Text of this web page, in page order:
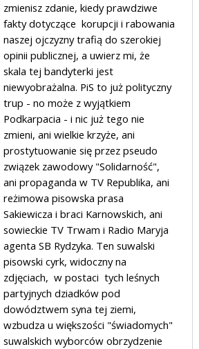
zmienisz zdanie, kiedy prawdziwe
fakty dotyczące korupcji i rabowania
naszej ojczyzny trafią do szerokiej
opinii publicznej, a uwierz mi, że
skala tej bandyterki jest
niewyobrażalna. PiS to już polityczny
trup - no może z wyjątkiem
Podkarpacia - i nic już tego nie
zmieni, ani wielkie krzyże, ani
prostytuowanie się przez pseudo
związek zawodowy "Solidarność",
ani propaganda w TV Republika, ani
reżimowa pisowska prasa
Sakiewicza i braci Karnowskich, ani
sowieckie TV Trwam i Radio Maryja
agenta SB Rydzyka. Ten suwalski
pisowski cyrk, widoczny na
zdjęciach, w postaci tych leśnych
partyjnych dziadków pod
dowództwem syna tej ziemi,
wzbudza u większości "świadomych"
suwalskich wyborców obrzydzenie